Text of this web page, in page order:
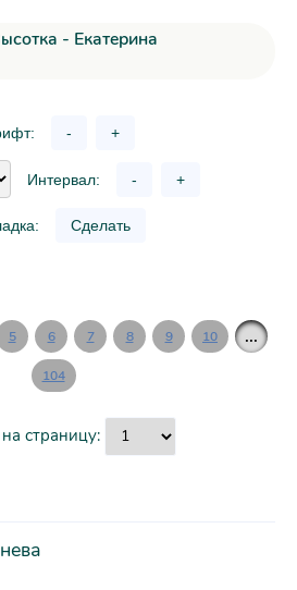
- Екатерина
- +
Интервал: - +
Сделать
5 6 7 8 9 10 ...
104
страницу: